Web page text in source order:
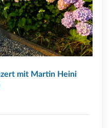
mit Martin Heini